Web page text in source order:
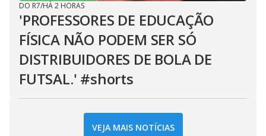
DO R7/HÁ 2 HORAS
'PROFESSORES DE EDUCAÇÃO
FÍSICA NÃO PODEM SER SÓ
DISTRIBUIDORES DE BOLA DE
FUTSAL.' #shorts
VEJA MAIS NOTÍCIAS